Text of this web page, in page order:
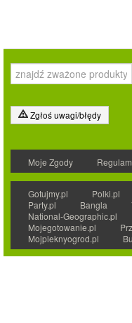
Zgłoś uwagi/błędy
Moje Zgody
Gotujmy.pl Polki.pl
Party.pl
Bangla
National-Geographic.pl
Mojegotowanie.pl
Mojpieknyogrod.pl